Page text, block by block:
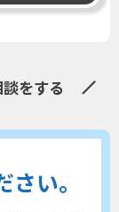
をする
い。